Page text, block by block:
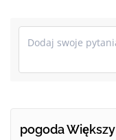
pogoda